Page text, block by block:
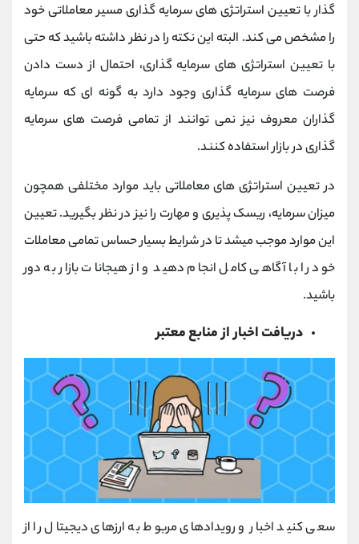
گذار با تعیین استراتژی های سرمایه گذاری مسیر معاملاتی خود
را مشخص می کند. البته این نکته را در نظر داشته باشید که حتی
با تعیین استراتژی های سرمایه گذاری، احتمال از دست دادن
فرصت های سرمایه گذاری وجود دارد به گونه ای که سرمایه
گذاران معروف نیز نمی توانند از تمامی فرصت های سرمایه
گذاری در بازار استفاده کنند.
در تعیین استراتژی های معاملاتی باید موارد مختلفی همچون
میزان سرمایه، ریسک پذیری و مهارت را نیز در نظر بگیرید. تعیین
این موارد موجب میشد تا در شرایط بسیار حساس تمامی معاملات
خود را با آگاهی کامل انجام دهید و از هیجانات بازار به دور
باشید.
دریافت اخبار از منابع معتبر
سعی کنید اخبار و رویدادهای مربوط به ارزهای دیجیتال را از